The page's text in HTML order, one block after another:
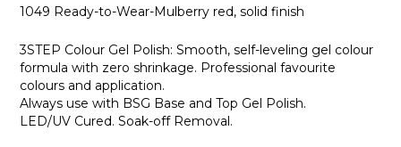
1049 Ready-to-Wear-Mulberry red, solid finish
3STEP Colour Gel Polish: Smooth, self-leveling gel colour
formula with zero shrinkage. Professional favourite
colours and application.
Always use with BSG Base and Top Gel Polish.
LED/UV Cured. Soak-off Removal.